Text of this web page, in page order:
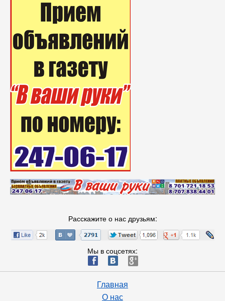
Расскажите о нас друзьям:
Мы в соцсетях:
ä æ è
Главная
О нас